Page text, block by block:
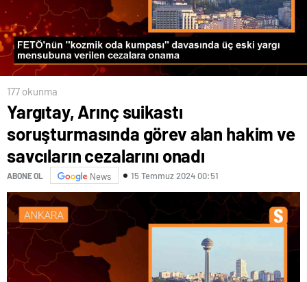
177 okunma
Yargıtay, Arınç suikastı
soruşturmasında görev alan hakim ve
savcıların cezalarını onadı
ABONE OL News 15 Temmuz 2024 00:51